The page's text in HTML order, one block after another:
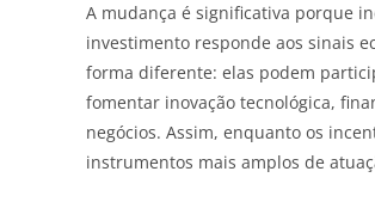
A mudança é significativa porque
investimento responde aos sinais
forma diferente: elas podem
fomentar inovação tecnológica,
negócios. Assim, enquanto os
instrumentos mais amplos de